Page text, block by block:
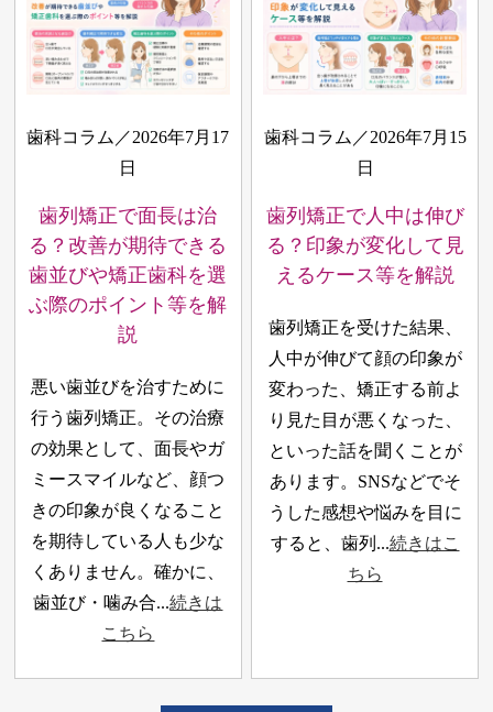
歯科コラム／2026年7月17
日
歯列矯正で面長は治
る？改善が期待できる
歯並びや矯正歯科を選
ぶ際のポイント等を解
説
悪い歯並びを治すために
行う歯列矯正。その治療
の効果として、面長やガ
ミースマイルなど、顔つ
きの印象が良くなること
を期待している人も少な
くありません。確かに、
歯並び・噛み合...続きは
こちら
歯科コラム／2026年7月15
日
歯列矯正で人中は伸び
る？印象が変化して見
えるケース等を解説
歯列矯正を受けた結果、
人中が伸びて顔の印象が
変わった、矯正する前よ
り見た目が悪くなった、
といった話を聞くことが
あります。SNSなどでそ
うした感想や悩みを目に
すると、歯列...続きはこ
ちら